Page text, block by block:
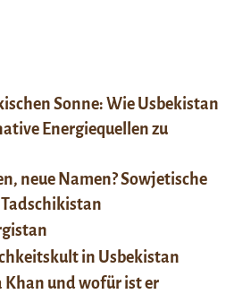
Sonne: Wie Usbekistan
Energiequellen zu
neue Namen? Sowjetische
in Usbekistan
Khan und wofür ist er